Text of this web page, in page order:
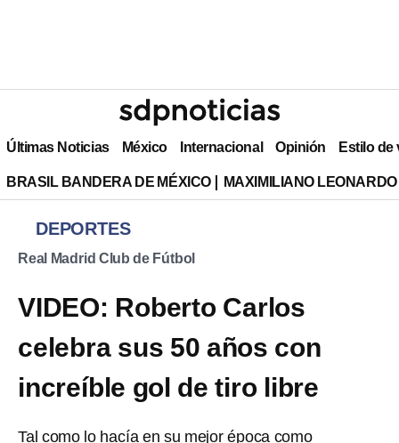
Últimas Noticias México Internacional Opinión Estilo de
BRASIL BANDERA DE MÉXICO MAXIMILIANO
DEPORTES
Real Madrid Club de Fútbol
VIDEO: Roberto Carlos
celebra sus 50 años con
increíble gol de tiro libre
Tal como lo hacía en su mejor época como